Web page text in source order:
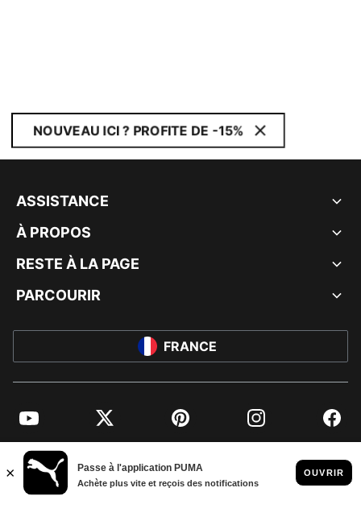
NOUVEAU ICI ? PROFITE DE -15%
ASSISTANCE
À PROPOS
RESTE À LA PAGE
PARCOURIR
FRANCE
YouTube Twitter Pinterest Instagram
© PUMA EUROPE GMBH, 2026. TOUS DROITS RÉSERVÉS
MENTIONS ET DONNÉES LÉGALES